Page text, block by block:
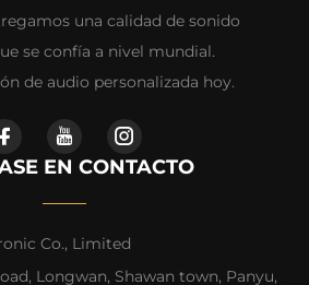
una calidad de sonido
se confía a nivel mundial.
de audio personalizada hoy.
EN CONTACTO
Co., Limited
Longwan, Shawan town, Panyu,